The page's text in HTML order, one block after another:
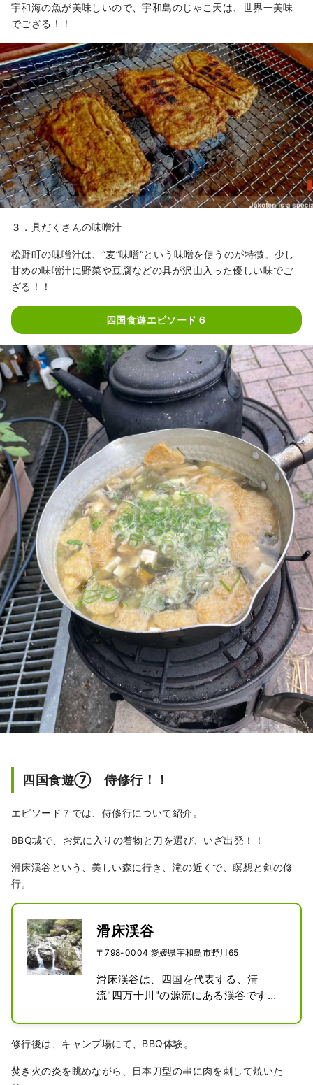
宇和海の魚が美味しいので、宇和島のじゃこ天は、世界一美味
でござる！！
３．具だくさんの味噌汁
松野町の味噌汁は、“麦”味噌“という味噌を使うのが特徴。少し
甘めの味噌汁に野菜や豆腐などの具が沢山入った優しい味でご
ざる！！
四国食遊エピソード６
四国食遊⑦ 侍修行！！
エピソード７では、侍修行について紹介。
BBQ城で、お気に入りの着物と刀を選び、いざ出発！！
滑床渓谷という、美しい森に行き、滝の近くで、瞑想と剣の修
行。
滑床渓谷
〒798-0004 愛媛県宇和島市野川65
滑床渓谷は、四国を代表する、清
流"四万十川"の源流にある渓谷です。
然があります。
滑床渓谷には、野生の猿や鹿が生息し
物の声を聴くことができます。
修行後は、キャンプ場にて、BBQ体験。
焚き火の炎を眺めながら、日本刀型の串に肉を刺して焼いた